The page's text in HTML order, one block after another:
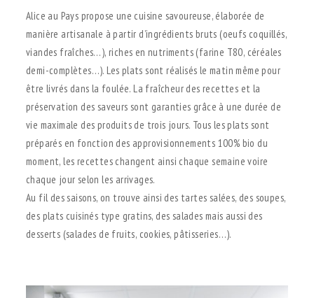
Alice au Pays propose une cuisine savoureuse, élaborée de
manière artisanale à partir d’ingrédients bruts (oeufs coquillés,
viandes fraîches…), riches en nutriments (farine T80, céréales
demi-complètes…). Les plats sont réalisés le matin même pour
être livrés dans la foulée. La fraîcheur des recettes et la
préservation des saveurs sont garanties grâce à une durée de
vie maximale des produits de trois jours. Tous les plats sont
préparés en fonction des approvisionnements 100% bio du
moment, les recettes changent ainsi chaque semaine voire
chaque jour selon les arrivages.
Au fil des saisons, on trouve ainsi des tartes salées, des soupes,
des plats cuisinés type gratins, des salades mais aussi des
desserts (salades de fruits, cookies, pâtisseries…).